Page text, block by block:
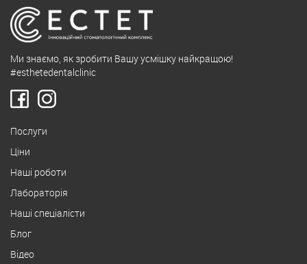
Ми знаємо, як зробити Вашу усмішку найкращою!
#esthetedentalclinic
Послуги
Ціни
Наші роботи
Лабораторія
Наші спеціалісти
Блог
Відео